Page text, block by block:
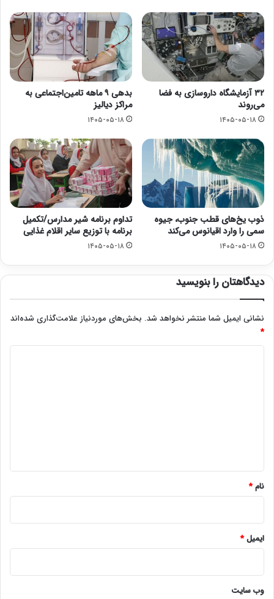
۳۲ آزمایشگاه داروسازی به فضا
می‌روند
۱۴۰۵-۰۵-۱۸
بدهی ۹ ماهه تامین‌اجتماعی به
مراکز دیالیز
۱۴۰۵-۰۵-۱۸
ذوب یخ‌های قطب جنوب، جیوه
سمی را وارد اقیانوس می‌کند
۱۴۰۵-۰۵-۱۸
تداوم برنامه شیر مدارس/تکمیل
برنامه با توزیع سایر اقلام غذایی
۱۴۰۵-۰۵-۱۸
دیدگاهتان را بنویسید
نشانی ایمیل شما منتشر نخواهد شد. بخش‌های موردنیاز علامت‌گذاری شده‌اند
*
نام*
ایمیل*
وب‌ سایت